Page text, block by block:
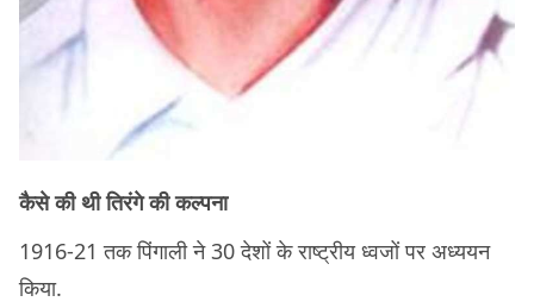
कैसे की थी तिरंगे की कल्पना
1916-21 तक पिंगाली ने 30 देशों के राष्ट्रीय ध्वजों पर अध्ययन
किया.